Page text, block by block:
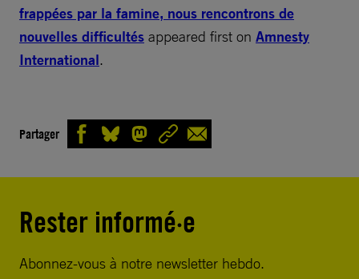
frappées par la famine, nous rencontrons de
nouvelles difficultés appeared first on Amnesty
International.
Partager
Rester informé·e
Abonnez-vous à notre newsletter hebdo.